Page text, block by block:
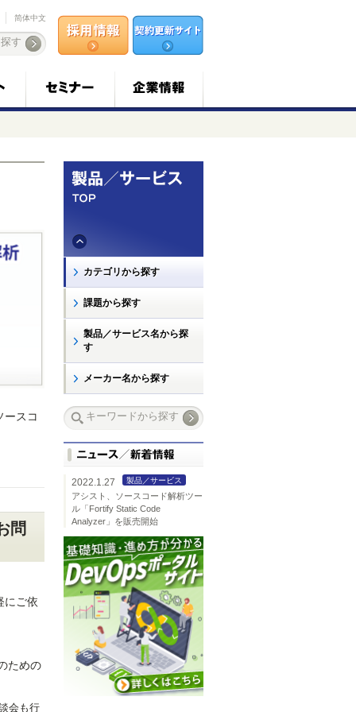
简体中文
ースコ
問
にご依
ための
会も行
カテゴリから探す
課題から探す
製品／サービス名から探
す
メーカー名から探す
2022.1.27 製品／サービス
アシスト、ソースコード解析ツー
ル「Fortify Static Code
Analyzer」を販売開始